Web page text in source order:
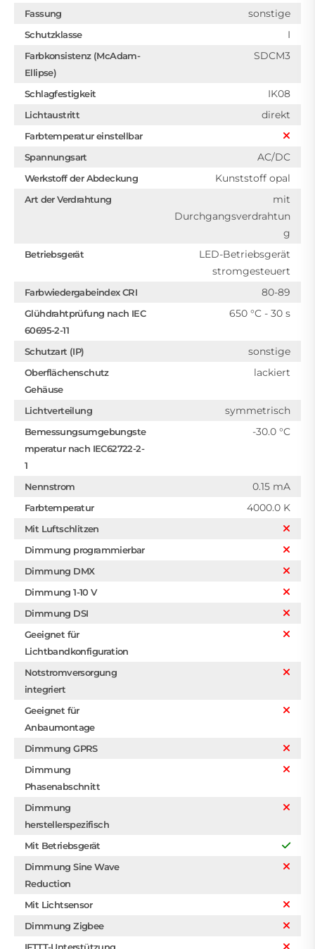
Fassung sonstige
Schutzklasse I
Farbkonsistenz (McAdam-
Ellipse)
SDCM3
Schlagfestigkeit IK08
Lichtaustritt direkt
Farbtemperatur einstellbar
Spannungsart
AC/DC
Werkstoff der Abdeckung Kunststoff opal
Art der Verdrahtung
mit
Durchgangsverdrahtun
g
Betriebsgerät
LED-Betriebsgerät
stromgesteuert
Farbwiedergabeindex CRI 80-89
Glühdrahtprüfung nach IEC
60695-2-11
650 °C - 30 s
Schutzart (IP) sonstige
Oberflächenschutz
Gehäuse
lackiert
Lichtverteilung symmetrisch
Bemessungsumgebungste
mperatur nach IEC62722-2-
1
-30.0 °C
Nennstrom 0.15 mA
Farbtemperatur 4000.0 K
Mit Luftschlitzen
Dimmung programmierbar
Dimmung DMX
Dimmung 1-10 V
Dimmung DSI
Geeignet für
Lichtbandkonfiguration
Notstromversorgung
integriert
Geeignet für
Anbaumontage
Dimmung GPRS
Dimmung
Phasenabschnitt
Dimmung
herstellerspezifisch
Mit Betriebsgerät
Dimmung Sine Wave
Reduction
Mit Lichtsensor
Dimmung Zigbee